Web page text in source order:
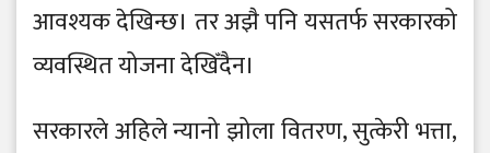
आवश्यक देखिन्छ। तर अझै पनि यसतर्फ सरकारको
व्यवस्थित योजना देखिँदैन।
सरकारले अहिले न्यानो झोला वितरण, सुत्केरी भत्ता,